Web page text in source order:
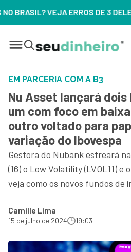
– ASSISTA AGORA
EM PARCERIA COM A B3
Nu Asset lançará dois
um com foco em
outro voltado para
variação do Ibovespa
Gestora do Nubank estreará
(16) o Low Volatility (LVOL11) e
veja como os novos fundos de
Camille Lima
15 de julho de 2024 19:03